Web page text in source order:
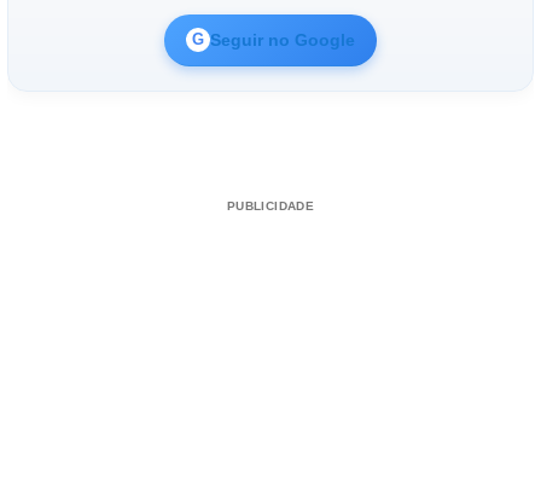
G Seguir no Google
PUBLICIDADE